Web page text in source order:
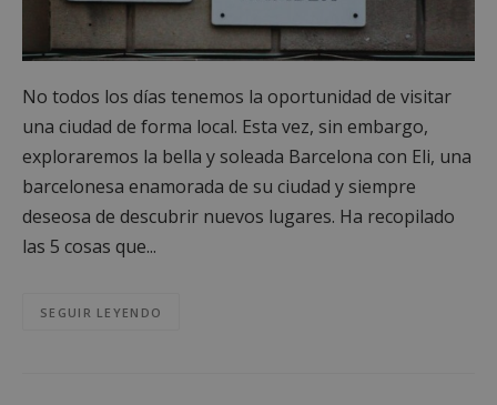
No todos los días tenemos la oportunidad de visitar
una ciudad de forma local. Esta vez, sin embargo,
exploraremos la bella y soleada Barcelona con Eli, una
barcelonesa enamorada de su ciudad y siempre
deseosa de descubrir nuevos lugares. Ha recopilado
las 5 cosas que...
SEGUIR LEYENDO